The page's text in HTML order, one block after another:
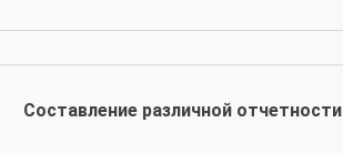
Составление различной отчетности